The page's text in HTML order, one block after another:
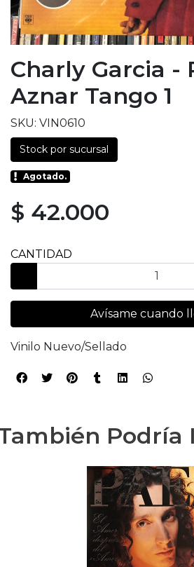
Charly Garcia -
Aznar Tango 1
SKU: VIN0610
Stock por sucursal
Agotado.
$ 42.000
CANTIDAD
Avísame cuando
Vinilo Nuevo/Sellado
Podría